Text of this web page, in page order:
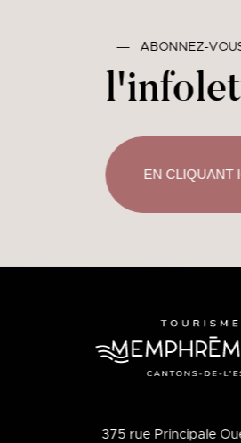
― ABONNEZ-
EN CLIQUANT
375 rue Principale